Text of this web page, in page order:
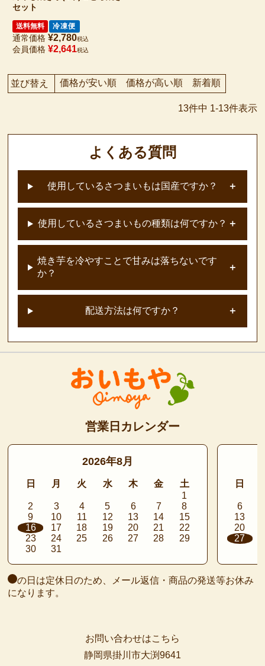
セット
送料無料 冷凍便
通常価格 ¥2,780税込
会員価格 ¥2,641税込
並び替え 価格が安い順 価格が高い順 新着順
13件中 1-13件表示
よくある質問
使用しているさつまいもは国産ですか？
使用しているさつまいもの種類は何ですか？
焼き芋を冷やすことで甘みは落ちないです
か？
配送方法は何ですか？
営業日カレンダー
2026年8月
日 月 火 水 木 金
土
1
2
3 4 5 6 7
8
9
10 11 12 13 14
15
16
17 18 19 20 21
22
23
24 25 26 27 28
29
30
31
日
6
13
20
27
の日は定休日のため、メール返信・商品の発送等お休み
になります。
お問い合わせはこちら
静岡県掛川市大渕9641